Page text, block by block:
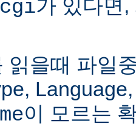
가 있다면
읽을때 파일
이 모르는